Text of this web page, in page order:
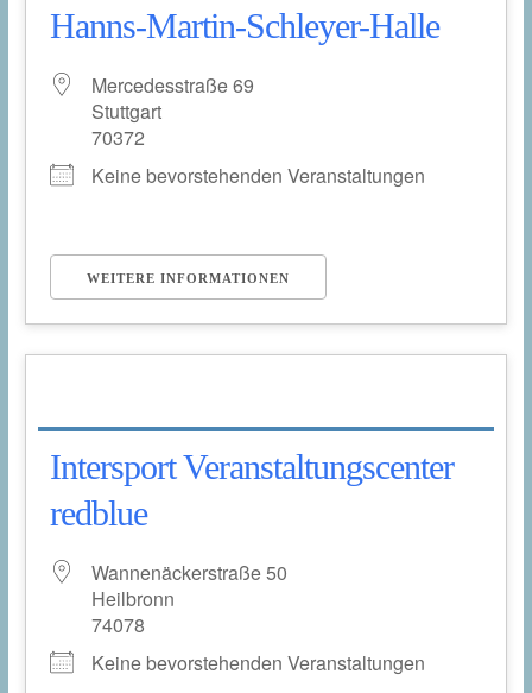
Hanns-Martin-Schleyer-Halle
Mercedesstraße 69
Stuttgart
70372
Keine bevorstehenden Veranstaltungen
WEITERE INFORMATIONEN
Intersport Veranstaltungscenter
redblue
Wannenäckerstraße 50
Heilbronn
74078
Keine bevorstehenden Veranstaltungen